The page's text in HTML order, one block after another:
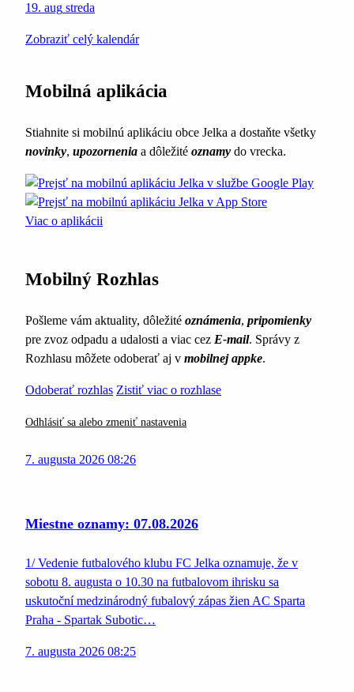
19. aug streda
Zobraziť celý kalendár
Mobilná aplikácia
Stiahnite si mobilnú aplikáciu obce Jelka a dostaňte všetky
novinky, upozornenia a dôležité oznamy do vrecka.
Viac o aplikácii
Mobilný Rozhlas
Pošleme vám aktuality, dôležité oznámenia, pripomienky
pre zvoz odpadu a udalosti a viac cez E-mail. Správy z
Rozhlasu môžete odoberať aj v mobilnej appke.
Odoberať rozhlas Zistiť viac o rozhlase
Odhlásiť sa alebo zmeniť nastavenia
7. augusta 2026 08:26
Miestne oznamy: 07.08.2026
1/ Vedenie futbalového klubu FC Jelka oznamuje, že v
sobotu 8. augusta o 10.30 na futbalovom ihrisku sa
uskutoční medzinárodný fubalový zápas žien AC Sparta
Praha - Spartak Subotic…
7. augusta 2026 08:25